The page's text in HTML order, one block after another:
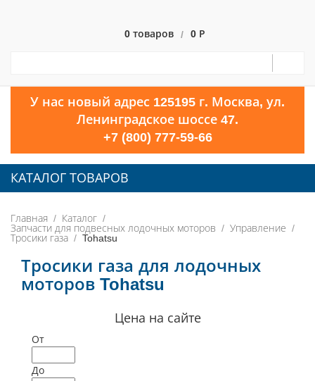
0 товаров / 0 Р
У нас новый адрес 125195 г. Москва, ул.
Ленинградское шоссе 47.
+7 (800) 777-59-66
КАТАЛОГ ТОВАРОВ
Главная
Каталог
Запчасти для подвесных лодочных моторов
Управление
Тросики газа
Tohatsu
Тросики газа для лодочных
моторов Tohatsu
Цена на сайте
От
До